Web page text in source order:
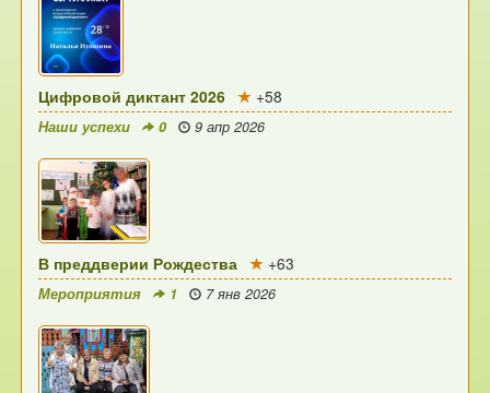
Цифровой диктант 2026 +58
Наши успехи 0 9 апр 2026
В преддверии Рождества +63
Мероприятия 1 7 янв 2026